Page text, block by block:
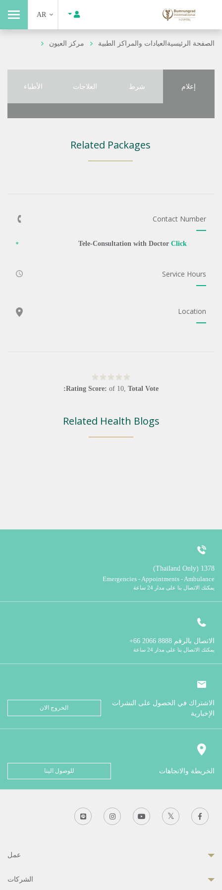
AR
الصفحة الرئيسيةالعيادات والمراكز الطبية مركز العيون
إعلام شرط العلاجات الأطباء
Related Packages
Contact Number
Tele-Consultation with Doctor Click
Service Hours
Location
Rating Score: of 10, Total Vote:
Related Health Blogs
1378 (Thailand Only)
Emergencies - Appointments - Ambulance
يمكنك الاتصال بنا على مدار 24 ساعة
الاتصال بالرقم
يمكنك الاتصال بنا على مدار 24 ساعة
الاشتراك في الحصول على النشرات
الإخبارية
الخروج الان
الخريطة والاتجاهات للوصول الينا
عمل
الشركات